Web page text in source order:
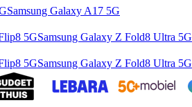
Samsung Galaxy A17 5G
5GSamsung Galaxy Z Fold8 Ultra 5G
5GSamsung Galaxy Z Fold8 Ultra 5G